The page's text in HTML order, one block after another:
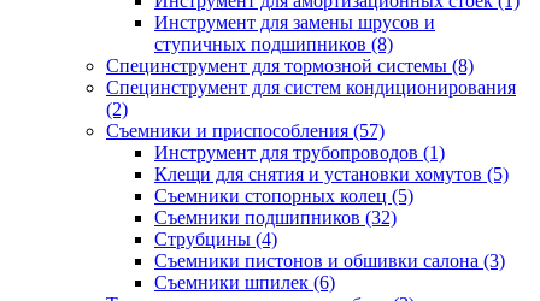
Инструмент для замены шрусов и
ступичных подшипников (8)
Специнструмент для тормозной системы (8)
Специнструмент для систем кондиционирования
(2)
Съемники и приспособления (57)
Инструмент для трубопроводов (1)
Клещи для снятия и установки хомутов (5)
Съемники стопорных колец (5)
Съемники подшипников (32)
Струбцины (4)
Съемники пистонов и обшивки салона (3)
Съемники шпилек (6)